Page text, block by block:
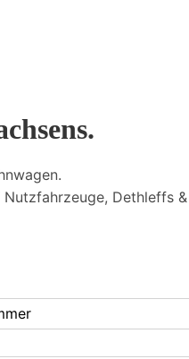
Dethleffs